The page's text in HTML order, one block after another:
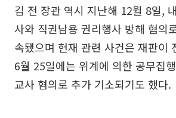
김 전 장관 역시 지난해 12월 8일,
사와 직권남용 권리행사 방해 혐의
속됐으며 현재 관련 사건은 재판이
6월 25일에는 위계에 의한 공무집
교사 혐의로 추가 기소되기도 했다.